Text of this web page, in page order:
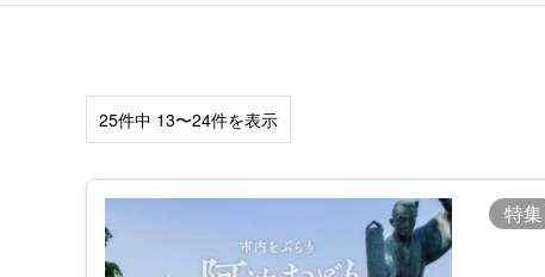
25件中 13〜24件を表示
特集